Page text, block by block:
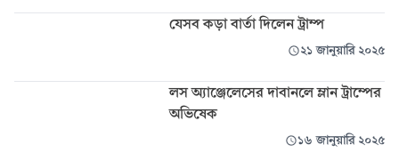
যেসব কড়া বার্তা দিলেন ট্রাম্প
২১ জানুয়ারি ২০২৫
লস অ্যাঞ্জেলেসের দাবানলে ম্লান ট্রাম্পের
অভিষেক
১৬ জানুয়ারি ২০২৫